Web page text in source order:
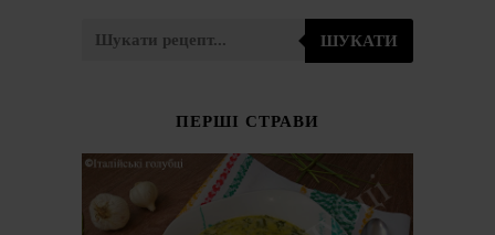
ШУКАТИ
ПЕРШІ СТРАВИ